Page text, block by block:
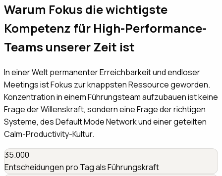
Warum Fokus die wichtigste
Kompetenz für High-Performance-
Teams unserer Zeit ist
In einer Welt permanenter Erreichbarkeit und endloser
Meetings ist Fokus zur knappsten Ressource geworden.
Konzentration in einem Führungsteam aufzubauen ist keine
Frage der Willenskraft, sondern eine Frage der richtigen
Systeme, des Default Mode Network und einer geteilten
Calm-Productivity-Kultur.
35.000
Entscheidungen pro Tag als Führungskraft